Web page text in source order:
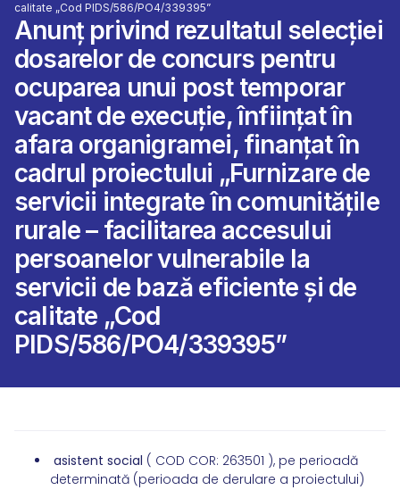
calitate „Cod PIDS/586/PO4/339395”
Anunț privind rezultatul selecției
dosarelor de concurs pentru
ocuparea unui post temporar
vacant de execuție, înființat în
afara organigramei, finanțat în
cadrul proiectului „Furnizare de
servicii integrate în comunitățile
rurale – facilitarea accesului
persoanelor vulnerabile la
servicii de bază eficiente și de
calitate „Cod
PIDS/586/PO4/339395”
asistent social ( COD COR: 263501 ), pe perioadă
determinată (perioada de derulare a proiectului)